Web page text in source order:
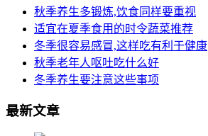
秋季养生多锻炼,饮食同样要重视
适宜在夏季食用的时令蔬菜推荐
冬季很容易感冒,这样吃有利于健康
秋季老年人呕吐吃什么好
冬季养生要注意这些事项
最新文章